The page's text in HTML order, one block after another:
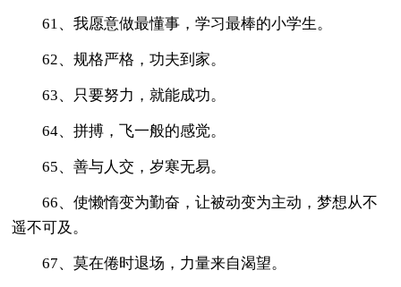
61、我愿意做最懂事，学习最棒的小学生。
62、规格严格，功夫到家。
63、只要努力，就能成功。
64、拼搏，飞一般的感觉。
65、善与人交，岁寒无易。
66、使懒惰变为勤奋，让被动变为主动，梦想从不
遥不可及。
67、莫在倦时退场，力量来自渴望。